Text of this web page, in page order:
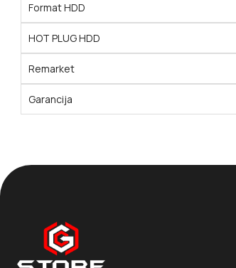
Format HDD
HOT PLUG HDD
Remarket
Garancija